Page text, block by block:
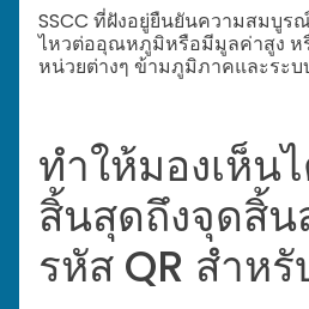
SSCC ที่ฝังอยู่ยืนยันความสมบู
ไหวต่ออุณหภูมิหรือมีมูลค่าสูง ห
หน่วยต่างๆ ข้ามภูมิภาคและระบ
ทำให้มองเห็น
สิ้นสุดถึงจุดสิ้
รหัส QR สำห